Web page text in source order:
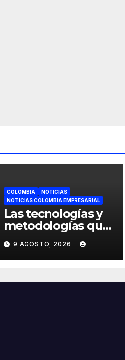
COLOMBIA
NOTICIAS
NOTICIAS COLOMBIA EMPRESARIAL
Las tecnologías y
metodologías que
están
revolucionando la
forma de enseñar
Colombia
9 AGOSTO, 2026